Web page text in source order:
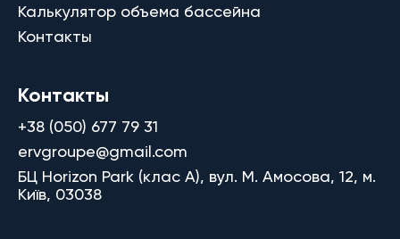
Калькулятор объема бассейна
Контакты
Контакты
+38 (050) 677 79 31
ervgroupe@gmail.com
БЦ Horizon Park (клас A), вул. М. Амосова, 12, м.
Київ, 03038